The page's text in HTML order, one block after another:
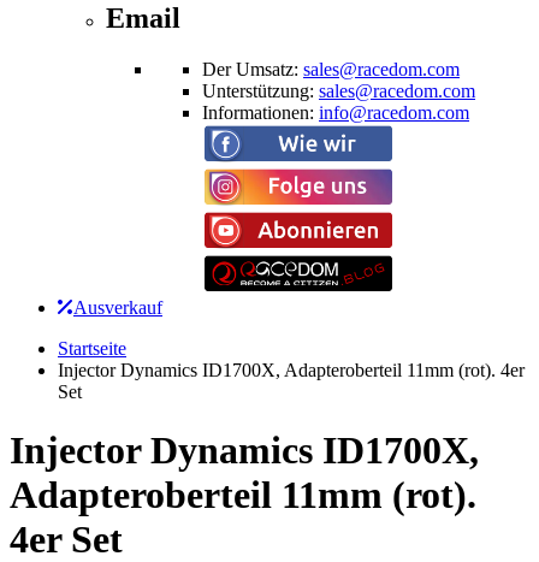
Email
Der Umsatz: sales@racedom.com
Unterstützung: sales@racedom.com
Informationen: info@racedom.com
Ausverkauf
Startseite
Injector Dynamics ID1700X, Adapteroberteil 11mm (rot). 4er
Set
Injector Dynamics ID1700X,
Adapteroberteil 11mm (rot).
4er Set